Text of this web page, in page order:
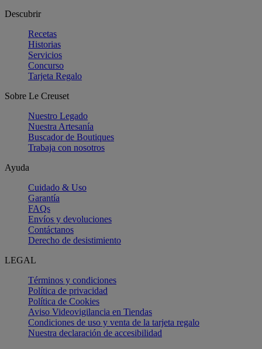
Descubrir
Recetas
Historias
Servicios
Concurso
Tarjeta Regalo
Sobre Le Creuset
Nuestro Legado
Nuestra Artesanía
Buscador de Boutiques
Trabaja con nosotros
Ayuda
Cuidado & Uso
Garantía
FAQs
Envíos y devoluciones
Contáctanos
Derecho de desistimiento
LEGAL
Términos y condiciones
Política de privacidad
Política de Cookies
Aviso Videovigilancia en Tiendas
Condiciones de uso y venta de la tarjeta regalo
Nuestra declaración de accesibilidad